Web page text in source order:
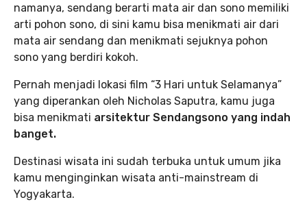
namanya, sendang berarti mata air dan sono memiliki
arti pohon sono, di sini kamu bisa menikmati air dari
mata air sendang dan menikmati sejuknya pohon
sono yang berdiri kokoh.
Pernah menjadi lokasi film “3 Hari untuk Selamanya”
yang diperankan oleh Nicholas Saputra, kamu juga
bisa menikmati arsitektur Sendangsono yang indah
banget.
Destinasi wisata ini sudah terbuka untuk umum jika
kamu menginginkan wisata anti-mainstream di
Yogyakarta.